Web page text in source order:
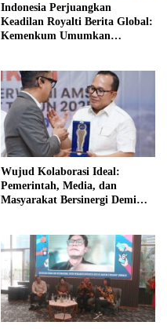
Indonesia Perjuangkan
Keadilan Royalti Berita Global:
Kemenkum Umumkan
Wujud Kolaborasi Ideal:
Pemerintah, Media, dan
Masyarakat Bersinergi Demi